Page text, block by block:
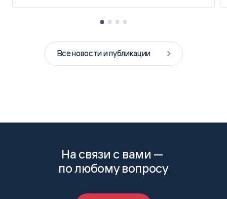
Все новости и публикации
На связи с вами —
по любому вопросу